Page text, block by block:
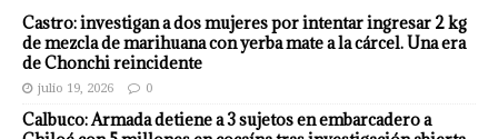
Castro: investigan a dos mujeres por intentar ingresar 2 kg
de mezcla de marihuana con yerba mate a la cárcel. Una era
de Chonchi reincidente
julio 19, 2026 0
Calbuco: Armada detiene a 3 sujetos en embarcadero a